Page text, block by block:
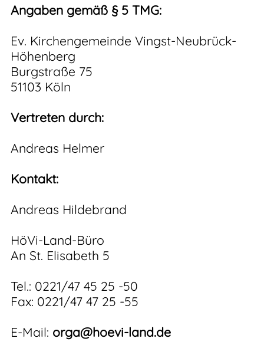
Angaben gemäß § 5 TMG:
Ev. Kirchengemeinde Vingst-Neubrück-
Höhenberg
Burgstraße 75
51103 Köln
Vertreten durch:
Andreas Helmer
Kontakt:
Andreas Hildebrand
HöVi-Land-Büro
An St. Elisabeth 5
Tel.: 0221/47 45 25 -50
Fax: 0221/47 47 25 -55
E-Mail: orga@hoevi-land.de